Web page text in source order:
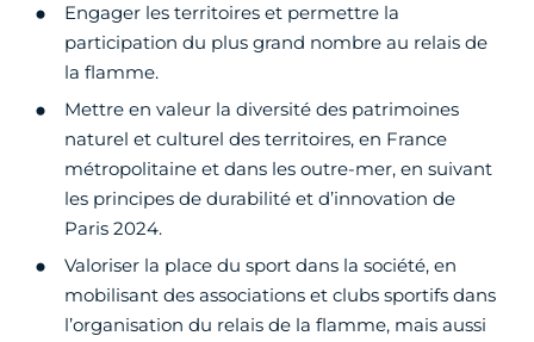
Engager les territoires et permettre la
participation du plus grand nombre au relais de
la flamme.
Mettre en valeur la diversité des patrimoines
naturel et culturel des territoires, en France
métropolitaine et dans les outre-mer, en suivant
les principes de durabilité et d’innovation de
Paris 2024.
Valoriser la place du sport dans la société, en
mobilisant des associations et clubs sportifs dans
l’organisation du relais de la flamme, mais aussi